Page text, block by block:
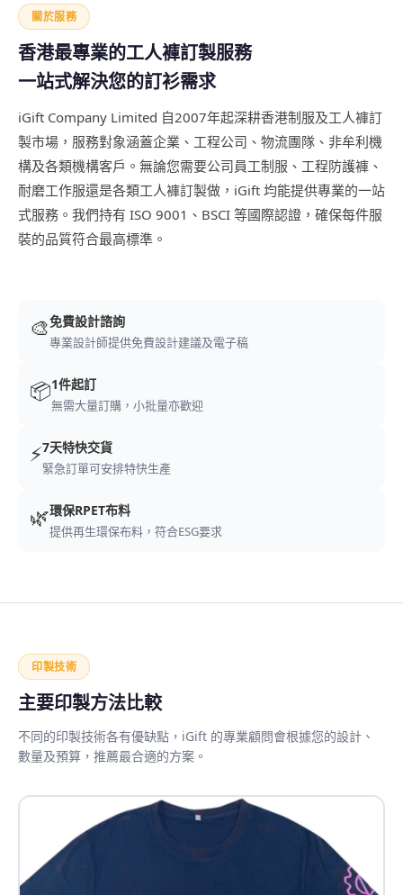
關於服務
香港最專業的工人褲訂製服務
一站式解決您的訂衫需求
iGift Company Limited 自2007年起深耕香港制服及工人褲訂
製市場，服務對象涵蓋企業、工程公司、物流團隊、非牟利機
構及各類機構客戶。無論您需要公司員工制服、工程防護褲、
耐磨工作服還是各類工人褲訂製做，iGift 均能提供專業的一站
式服務。我們持有 ISO 9001、BSCI 等國際認證，確保每件服
裝的品質符合最高標準。
🎨免費設計諮詢
專業設計師提供免費設計建議及電子稿
📦1件起訂
無需大量訂購，小批量亦歡迎
⚡7天特快交貨
緊急訂單可安排特快生產
🌿環保RPET布料
提供再生環保布料，符合ESG要求
印製技術
主要印製方法比較
不同的印製技術各有優缺點，iGift 的專業顧問會根據您的設計、
數量及預算，推薦最合適的方案。